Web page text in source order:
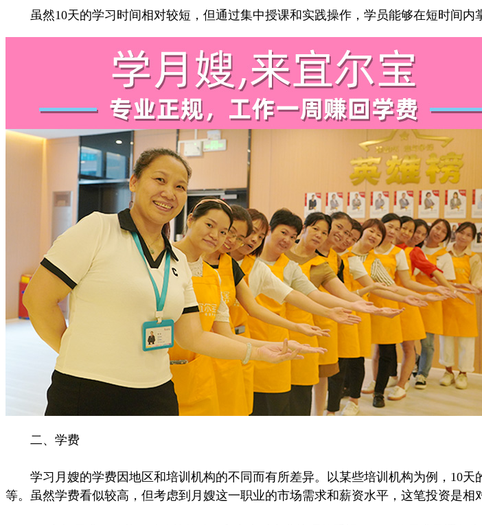
虽然10天的学习时间相对较短，但通过集中授课和实践操作，学员能够在短时间内
二、学费
学习月嫂的学费因地区和培训机构的不同而有所差异。以某些培训机构为例，10天
等。虽然学费看似较高，但考虑到月嫂这一职业的市场需求和薪资水平，这笔投资是相